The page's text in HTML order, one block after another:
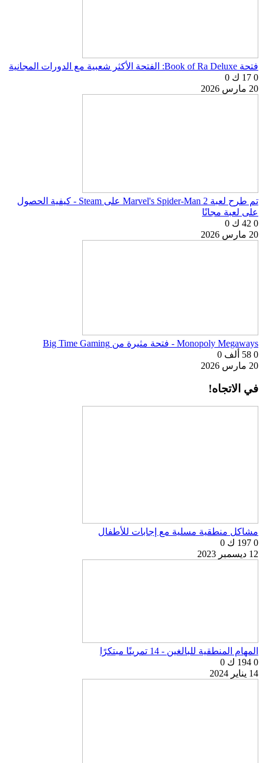
فتحة Book of Ra Deluxe: الفتحة الأكثر شعبية مع الدورات المجانية
0 17 ك
0
20 مارس 2026
تم طرح لعبة Marvel's Spider-Man 2 على Steam - كيفية الحصول
على لعبة مجانًا
0 42 ك
0
20 مارس 2026
Monopoly Megaways - فتحة مثيرة من Big Time Gaming
0 58 ألف
0
20 مارس 2026
في الاتجاه!
مشاكل منطقية مسلية مع إجابات للأطفال
0 197 ك
0
12 ديسمبر 2023
المهام المنطقية للبالغين - 14 تمرينًا مبتكرًا
0 194 ك
0
14 يناير 2024